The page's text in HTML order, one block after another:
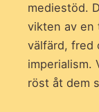
mediestöd.
vikten av en
välfärd, fred
imperialism.
röst åt dem